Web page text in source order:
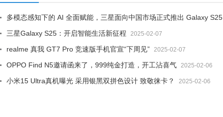
多模态感知下的 AI 全面赋能，三星面向中国市场正式推出 Galaxy
三星Galaxy S25：开启智能生活新征程
2025-02-07
realme 真我 GT7 Pro 竞速版手机官宣“下周见” 2025-02-07
OPPO Find N5邀请函来了，999纯金打造，开工沾喜气 2025-02-06
小米15 Ultra真机曝光 采用银黑双拼色设计 致敬徕卡？ 2025-02-06